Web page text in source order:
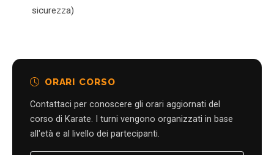
sicurezza)
ORARI CORSO
Contattaci per conoscere gli orari aggiornati del
corso di Karate. I turni vengono organizzati in base
all'età e al livello dei partecipanti.